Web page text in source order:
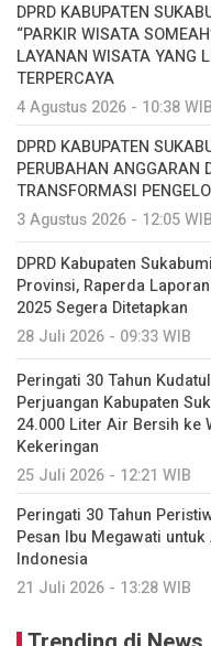
DPRD KABUPATEN
“PARKIR WISATA
LAYANAN WISATA YANG
TERPERCAYA
4 Agustus 2026 - 10:38 WIB
DPRD KABUPATEN
PERUBAHAN ANGGARAN
TRANSFORMASI
3 Agustus 2026 - 12:05 WIB
DPRD Kabupaten
Provinsi, Raperda
2025 Segera Ditetapkan
28 Juli 2026 - 09:33 WIB
Peringati 30 Tahun
Perjuangan Kabupaten
24.000 Liter Air Bersih ke
Kekeringan
25 Juli 2026 - 12:21 WIB
Peringati 30 Tahun
Pesan Ibu Megawati
Indonesia
21 Juli 2026 - 13:28 WIB